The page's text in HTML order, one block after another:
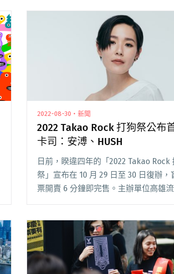
的十月，Blow 吹音樂與四位資深產業人
線上閱讀全文 "聽說人過中年到了音樂
都在喝酒不聽團？"
2022-08-30・新聞
2022 Takao Rock 打狗祭公布
卡司：安溥、HUSH
日前，睽違四年的「2022 Takao Rock
祭」宣布在 10 月 29 日至 30 日復辦，
票開賣 6 分鐘即完售。主辦單位高雄
呼應本屆閱讀全文 "2022 Takao Rock
祭公布首波卡司：安溥、HUSH"